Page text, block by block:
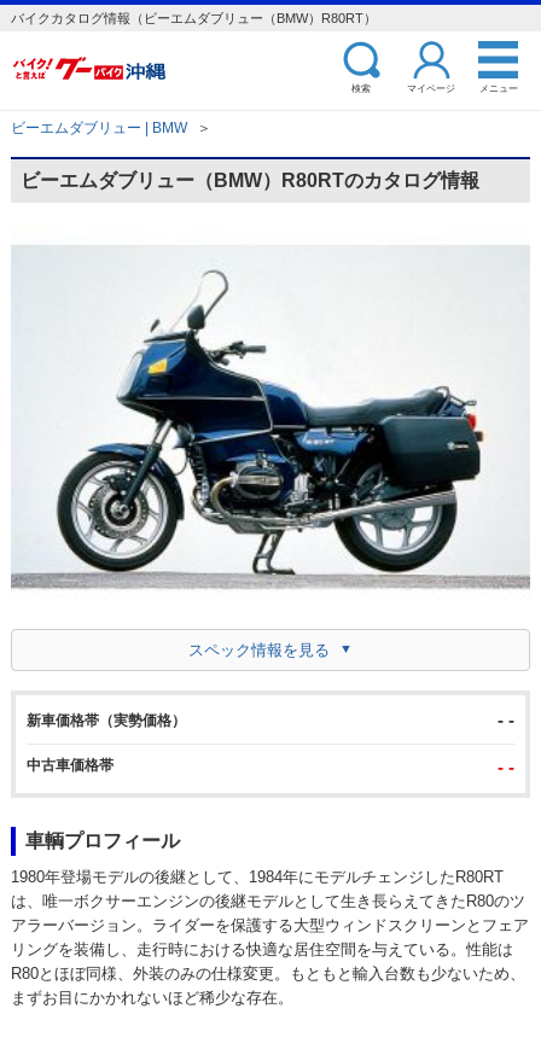
バイクカタログ情報（ビーエムダブリュー（BMW）R80RT）
検索 マイページ メニュー
ビーエムダブリュー | BMW ＞
ビーエムダブリュー（BMW）R80RTのカタログ情報
スペック情報を見る
新車価格帯（実勢価格） - -
中古車価格帯 - -
車輌プロフィール
1980年登場モデルの後継として、1984年にモデルチェンジしたR80RT
は、唯一ボクサーエンジンの後継モデルとして生き長らえてきたR80のツ
アラーバージョン。ライダーを保護する大型ウィンドスクリーンとフェア
リングを装備し、走行時における快適な居住空間を与えている。性能は
R80とほぼ同様、外装のみの仕様変更。もともと輸入台数も少ないため、
まずお目にかかれないほど稀少な存在。